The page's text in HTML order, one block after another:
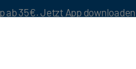
ab 35€. Jetzt App downloaden